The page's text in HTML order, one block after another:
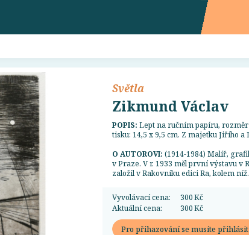
Světla
Zikmund Václav
POPIS: Lept na ručním papíru,
tisku: 14,5 x 9,5 cm. Z majetku Jiřího
O AUTOROVI: (1914-1984) Malíř,
v Praze. V r. 1933 měl první výstavu v
založil v Rakovníku edici Ra, kolem
Vyvolávací cena:
300 Kč
Aktuální cena:
300 Kč
Pro přihazování se musíte přihlásit